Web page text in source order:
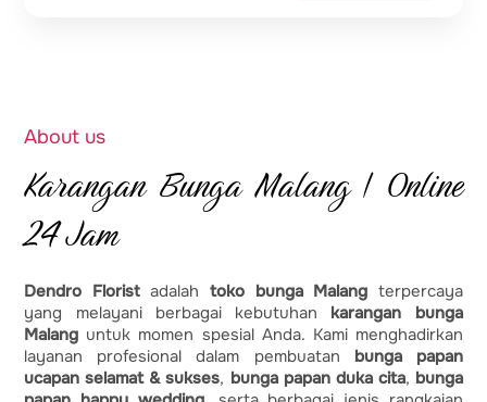
About us
Karangan Bunga Malang | Online
24 Jam
Dendro Floristadalah toko bunga Malang terpercaya
yang melayani berbagai kebutuhan karangan bunga
Malang untuk momen spesial Anda. Kami menghadirkan
layanan profesional dalam pembuatan bunga papan
ucapan selamat & sukses, bunga papan duka cita, bunga